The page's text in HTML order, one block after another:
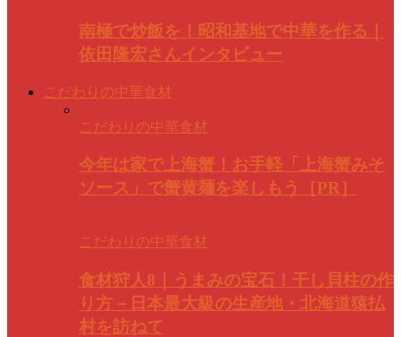
南極で炒飯を！昭和基地で中華を作る｜
依田隆宏さんインタビュー
こだわりの中華食材
こだわりの中華食材
今年は家で上海蟹！お手軽「上海蟹みそ
ソース」で蟹黄麺を楽しもう［PR］
こだわりの中華食材
食材狩人8｜うまみの宝石！干し貝柱の作
り方－日本最大級の生産地・北海道猿払
村を訪ねて